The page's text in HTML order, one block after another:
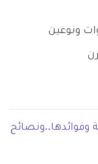
ونوعين
وفوائدها..ونصائح